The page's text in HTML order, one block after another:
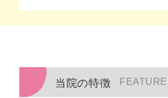
当院の特徴 FEATURE